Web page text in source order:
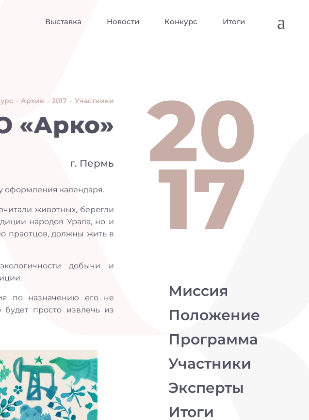
a
Итоги
Конкурс
Новости
Выставка
Участники
•
2017
•
Архив
•
«Арко»
г. Пермь
оформления календаря.
животных, берегли
народов Урала, но и
праотцов, должны жить в
добычи и
по назначению его не
просто извлечь из
20
17
Миссия
Положение
Программа
Участники
Эксперты
Итоги